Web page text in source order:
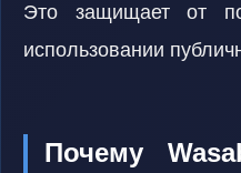
Это защищает от
использовании
Почему